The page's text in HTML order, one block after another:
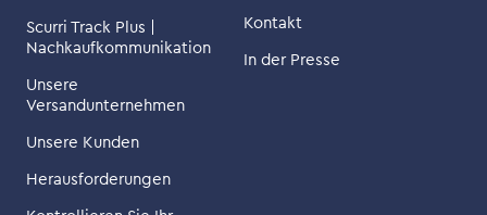
Scurri Track Plus |
Nachkaufkommunikation
Unsere
Versandunternehmen
Unsere Kunden
Herausforderungen
Kontakt
In der Presse